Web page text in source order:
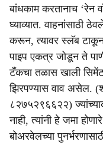
बांधकाम करतानाच ‘रेन
घ्याव्यात. वाहनांसाठी
करून, त्यावर स्लॅब टाकून
पाइप एकत्र जोडून ते
टँकचा तळास खाली
झिरपण्यास वाव असेल.
८२७५२९६६२२)
नाही, त्यांनी हे जमा
बोअरवेलच्या